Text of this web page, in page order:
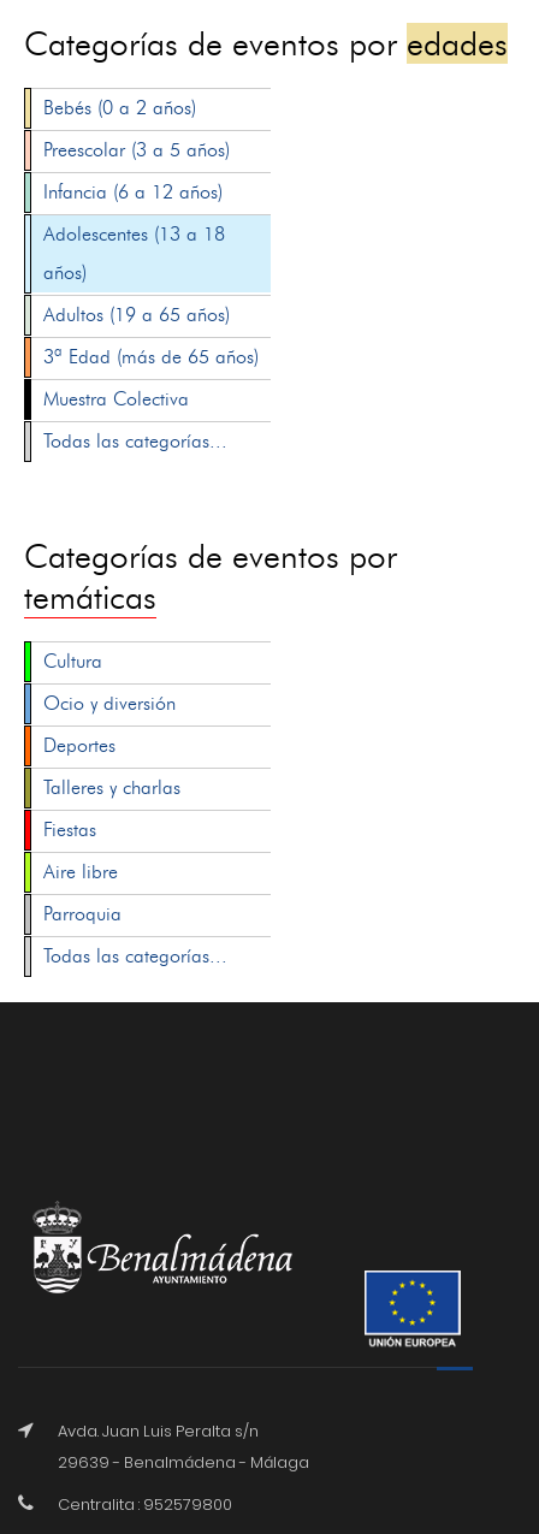
Categorías de eventos por edades
Bebés (0 a 2 años)
Preescolar (3 a 5 años)
Infancia (6 a 12 años)
Adolescentes (13 a 18
años)
Adultos (19 a 65 años)
3ª Edad (más de 65 años)
Muestra Colectiva
Todas las categorías...
Categorías de eventos por
temáticas
Cultura
Ocio y diversión
Deportes
Talleres y charlas
Fiestas
Aire libre
Parroquia
Todas las categorías...
Avda. Juan Luis Peralta s/n
29639 - Benalmádena - Málaga
Centralita : 952579800